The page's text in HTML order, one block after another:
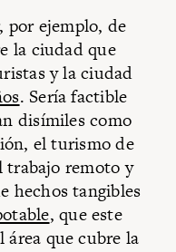
ejemplo, de
la ciudad que
y la ciudad
. Sería factible
disímiles como
el turismo de
trabajo remoto y
hechos tangibles
, que este
área que cubre la